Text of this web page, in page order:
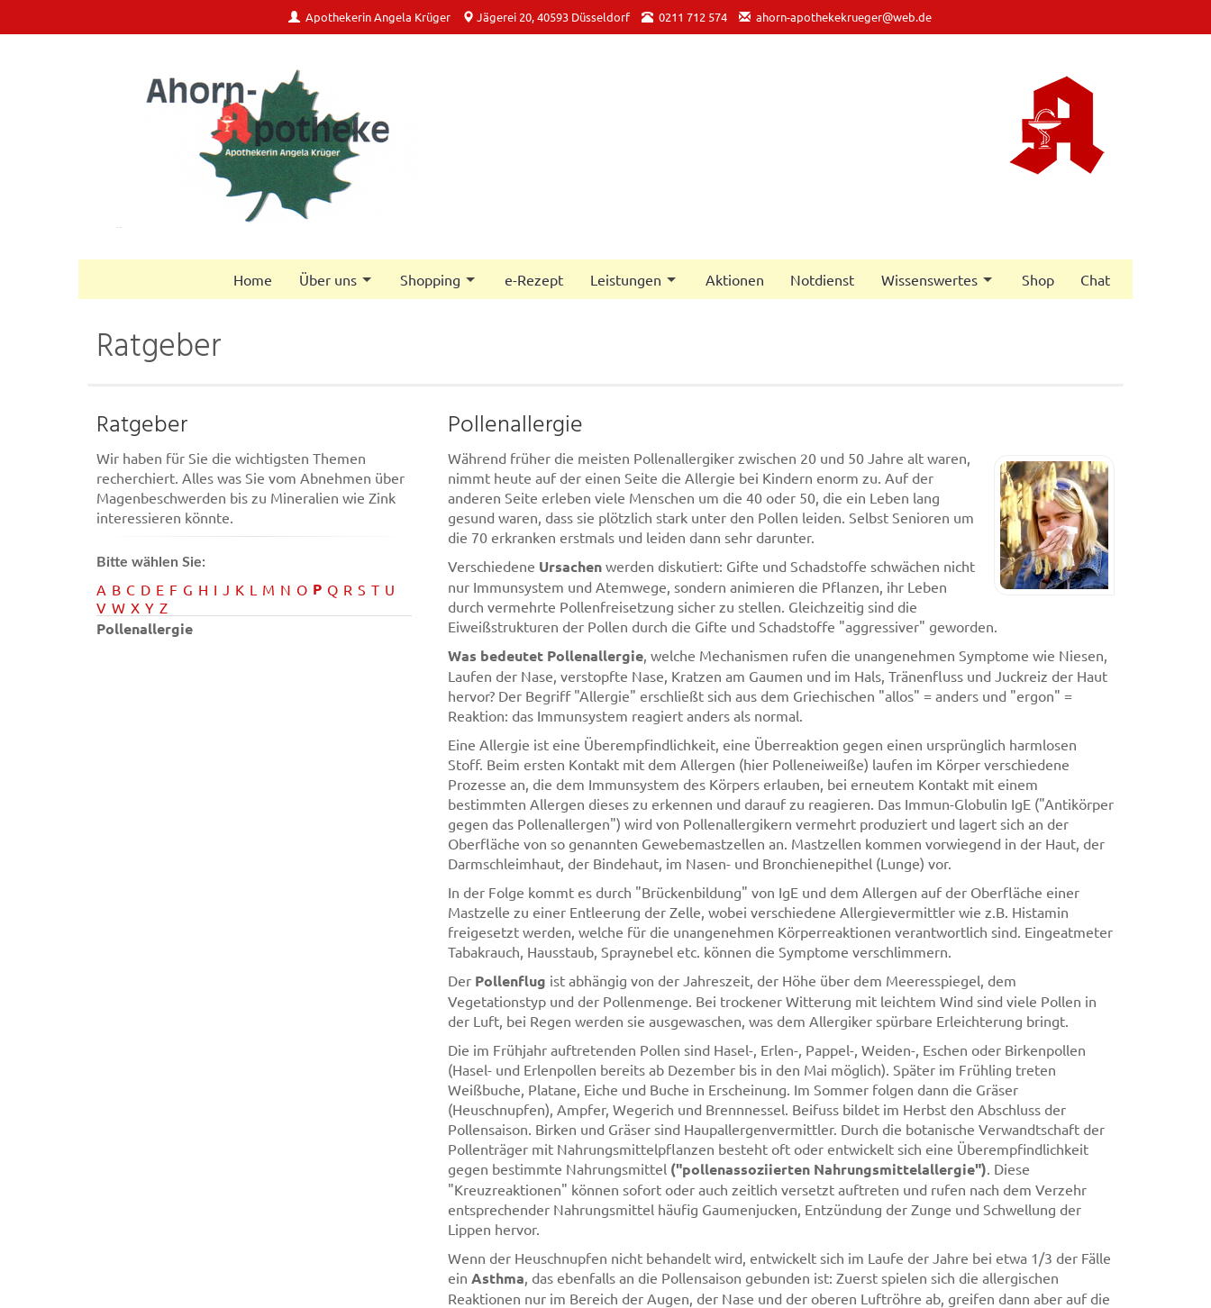
Apothekerin Angela Krüger Jägerei 20, 40593 Düsseldorf 0211 712 574 ahorn-apothekekrueger@web.de
Home Über uns Shopping e-Rezept Leistungen Aktionen Notdienst Wissenswertes Shop Chat
Ratgeber
Ratgeber
Wir haben für Sie die wichtigsten Themen
recherchiert. Alles was Sie vom Abnehmen über
Magenbeschwerden bis zu Mineralien wie Zink
interessieren könnte.
Bitte wählen Sie:
A B C D E F G H I J K L M N O P Q R S T U
V W X Y Z
Pollenallergie
Pollenallergie
Während früher die meisten Pollenallergiker zwischen 20 und 50 Jahre alt waren,
nimmt heute auf der einen Seite die Allergie bei Kindern enorm zu. Auf der
anderen Seite erleben viele Menschen um die 40 oder 50, die ein Leben lang
gesund waren, dass sie plötzlich stark unter den Pollen leiden. Selbst Senioren um
die 70 erkranken erstmals und leiden dann sehr darunter.
Verschiedene Ursachen werden diskutiert: Gifte und Schadstoffe schwächen nicht
nur Immunsystem und Atemwege, sondern animieren die Pflanzen, ihr Leben
durch vermehrte Pollenfreisetzung sicher zu stellen. Gleichzeitig sind die
Eiweißstrukturen der Pollen durch die Gifte und Schadstoffe "aggressiver" geworden.
Was bedeutet Pollenallergie, welche Mechanismen rufen die unangenehmen Symptome wie Niesen,
Laufen der Nase, verstopfte Nase, Kratzen am Gaumen und im Hals, Tränenfluss und Juckreiz der Haut
hervor? Der Begriff "Allergie" erschließt sich aus dem Griechischen "allos" = anders und "ergon" =
Reaktion: das Immunsystem reagiert anders als normal.
Eine Allergie ist eine Überempfindlichkeit, eine Überreaktion gegen einen ursprünglich harmlosen
Stoff. Beim ersten Kontakt mit dem Allergen (hier Polleneiweiße) laufen im Körper verschiedene
Prozesse an, die dem Immunsystem des Körpers erlauben, bei erneutem Kontakt mit einem
bestimmten Allergen dieses zu erkennen und darauf zu reagieren. Das Immun-Globulin IgE ("Antikörper
gegen das Pollenallergen") wird von Pollenallergikern vermehrt produziert und lagert sich an der
Oberfläche von so genannten Gewebemastzellen an. Mastzellen kommen vorwiegend in der Haut, der
Darmschleimhaut, der Bindehaut, im Nasen- und Bronchienepithel (Lunge) vor.
In der Folge kommt es durch "Brückenbildung" von IgE und dem Allergen auf der Oberfläche einer
Mastzelle zu einer Entleerung der Zelle, wobei verschiedene Allergievermittler wie z.B. Histamin
freigesetzt werden, welche für die unangenehmen Körperreaktionen verantwortlich sind. Eingeatmeter
Tabakrauch, Hausstaub, Spraynebel etc. können die Symptome verschlimmern.
Der Pollenflug ist abhängig von der Jahreszeit, der Höhe über dem Meeresspiegel, dem
Vegetationstyp und der Pollenmenge. Bei trockener Witterung mit leichtem Wind sind viele Pollen in
der Luft, bei Regen werden sie ausgewaschen, was dem Allergiker spürbare Erleichterung bringt.
Die im Frühjahr auftretenden Pollen sind Hasel-, Erlen-, Pappel-, Weiden-, Eschen oder Birkenpollen
(Hasel- und Erlenpollen bereits ab Dezember bis in den Mai möglich). Später im Frühling treten
Weißbuche, Platane, Eiche und Buche in Erscheinung. Im Sommer folgen dann die Gräser
(Heuschnupfen), Ampfer, Wegerich und Brennnessel. Beifuss bildet im Herbst den Abschluss der
Pollensaison. Birken und Gräser sind Haupallergenvermittler. Durch die botanische Verwandtschaft der
Pollenträger mit Nahrungsmittelpflanzen besteht oft oder entwickelt sich eine Überempfindlichkeit
gegen bestimmte Nahrungsmittel ("pollenassoziierten Nahrungsmittelallergie"). Diese
"Kreuzreaktionen" können sofort oder auch zeitlich versetzt auftreten und rufen nach dem Verzehr
entsprechender Nahrungsmittel häufig Gaumenjucken, Entzündung der Zunge und Schwellung der
Lippen hervor.
Wenn der Heuschnupfen nicht behandelt wird, entwickelt sich im Laufe der Jahre bei etwa 1/3 der Fälle
ein Asthma, das ebenfalls an die Pollensaison gebunden ist: Zuerst spielen sich die allergischen
Reaktionen nur im Bereich der Augen, der Nase und der oberen Luftröhre ab, greifen dann aber auf die